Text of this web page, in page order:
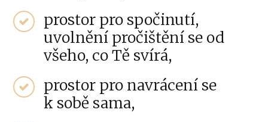
prostor pro spočinutí,
uvolnění pročištění se od
všeho, co Tě svírá,
prostor pro navrácení se
k sobě sama,